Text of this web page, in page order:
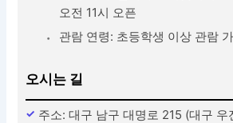
오전 11시 오픈
관람 연령: 초등학생 이상 관람
오시는 길
주소: 대구 남구 대명로 215 (대구 우